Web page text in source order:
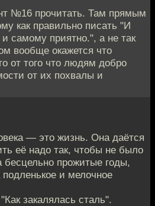
№16 прочитать. Там прямым
как правильно писать "И
самому приятно.", а не так
вообще окажется что
от того что людям добро
от их похвалы и
— это жизнь. Она даётся
её надо так, чтобы не было
бесцельно прожитые годы,
и мелочное
закалялась сталь".